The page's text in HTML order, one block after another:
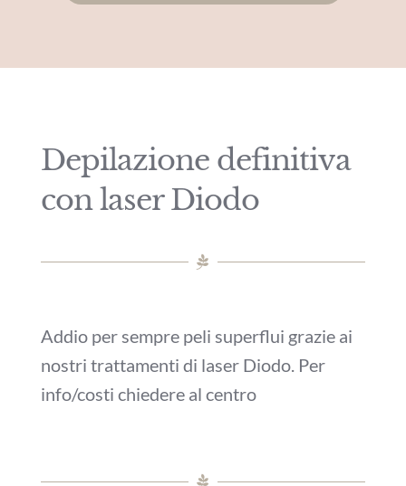
Depilazione definitiva
con laser Diodo
Addio per sempre peli superflui grazie ai
nostri trattamenti di laser Diodo. Per
info/costi chiedere al centro